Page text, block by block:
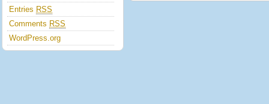
Entries RSS
Comments RSS
WordPress.org